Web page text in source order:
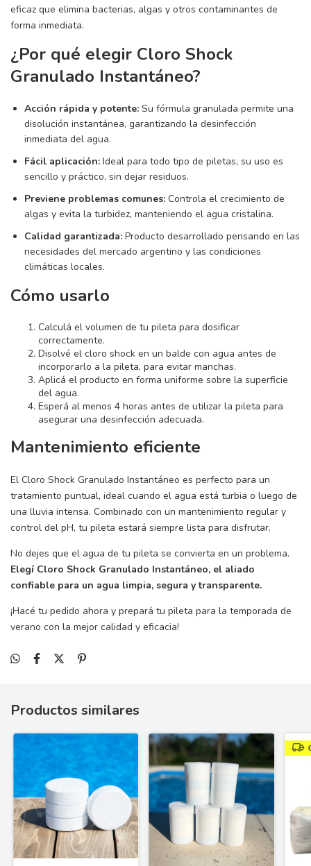
eficaz que elimina bacterias, algas y otros contaminantes de
forma inmediata.
¿Por qué elegir Cloro Shock
Granulado Instantáneo?
Acción rápida y potente: Su fórmula granulada permite una
disolución instantánea, garantizando la desinfección
inmediata del agua.
Fácil aplicación: Ideal para todo tipo de piletas, su uso es
sencillo y práctico, sin dejar residuos.
Previene problemas comunes: Controla el crecimiento de
algas y evita la turbidez, manteniendo el agua cristalina.
Calidad garantizada: Producto desarrollado pensando en las
necesidades del mercado argentino y las condiciones
climáticas locales.
Cómo usarlo
Calculá el volumen de tu pileta para dosificar
correctamente.
Disolvé el cloro shock en un balde con agua antes de
incorporarlo a la pileta, para evitar manchas.
Aplicá el producto en forma uniforme sobre la superficie
del agua.
Esperá al menos 4 horas antes de utilizar la pileta para
asegurar una desinfección adecuada.
Mantenimiento eficiente
El Cloro Shock Granulado Instantáneo es perfecto para un
tratamiento puntual, ideal cuando el agua está turbia o luego de
una lluvia intensa. Combinado con un mantenimiento regular y
control del pH, tu pileta estará siempre lista para disfrutar.
No dejes que el agua de tu pileta se convierta en un problema.
Elegí Cloro Shock Granulado Instantáneo, el aliado
confiable para un agua limpia, segura y transparente.
¡Hacé tu pedido ahora y prepará tu pileta para la temporada de
verano con la mejor calidad y eficacia!
Productos similares